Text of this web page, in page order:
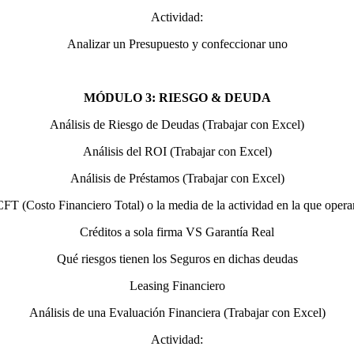
Actividad:
Analizar un Presupuesto y confeccionar uno
MÓDULO 3: RIESGO & DEUDA
Análisis de Riesgo de Deudas (Trabajar con Excel)
Análisis del ROI (Trabajar con Excel)
Análisis de Préstamos (Trabajar con Excel)
(Costo Financiero Total) o la media de la actividad en la que
Créditos a sola firma VS Garantía Real
Qué riesgos tienen los Seguros en dichas deudas
Leasing Financiero
Análisis de una Evaluación Financiera (Trabajar con Excel)
Actividad: